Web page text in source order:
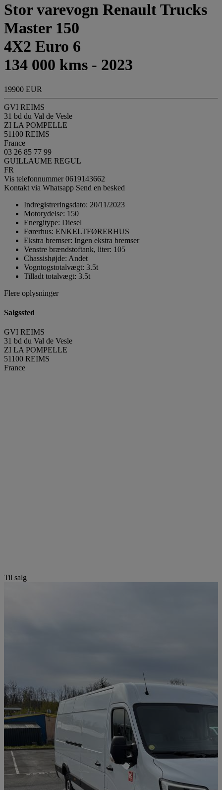
Stor varevogn Renault Trucks
Master 150
4X2 Euro 6
134 000 kms - 2023
19900 EUR
GVI REIMS
31 bd du Val de Vesle
ZI LA POMPELLE
51100 REIMS
France
03 26 85 77 99
GUILLAUME REGUL
FR
Vis telefonnummer0619143662
Kontakt via Whatsapp Send en besked
Indregistreringsdato: 20/11/2023
Motorydelse: 150
Energitype: Diesel
Førerhus: ENKELTFØRERHUS
Ekstra bremser: Ingen ekstra bremser
Venstre brændstoftank, liter: 105
Chassishøjde: Andet
Vogntogstotalvægt: 3.5t
Tilladt totalvægt: 3.5t
Flere oplysninger
Salgssted
GVI REIMS
31 bd du Val de Vesle
ZI LA POMPELLE
51100 REIMS
France
Til salg